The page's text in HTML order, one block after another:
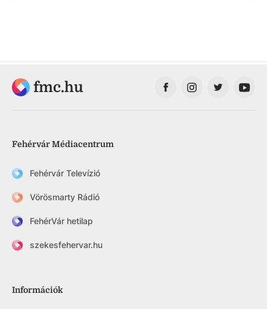
fmc.hu
Fehérvár Médiacentrum
Fehérvár Televízió
Vörösmarty Rádió
FehérVár hetilap
szekesfehervar.hu
Információk